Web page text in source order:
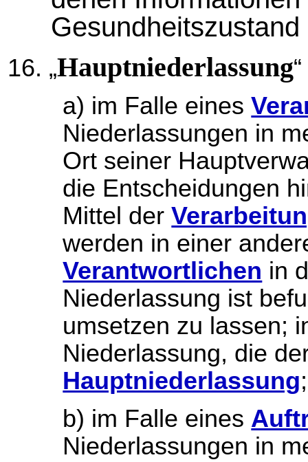
„Hauptniederlassung“
a) im Falle eines
Niederlassungen in
Ort seiner
die Entscheidungen
Mittel der
werden in einer
Verantwortlichen in
Niederlassung ist
umsetzen zu lassen;
Niederlassung, die
Hauptniederlassung;
b) im Falle eines
Niederlassungen in